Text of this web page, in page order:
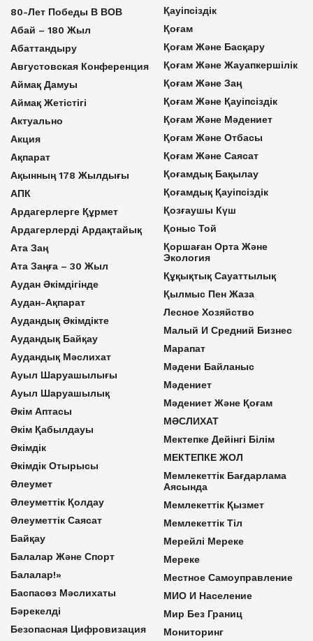
80-Лет Победы В ВОВ
Абай – 180 Жыл
Абаттандыру
Августовская Конференция
Аймақ Дамуы
Аймақ Жетістігі
Актуально
Акция
Ақпарат
Ақынның 178 Жылдығы
АПК
Ардагерлерге Құрмет
Ардагерлерді Ардақтайық
Ата Заң
Ата Заңға – 30 Жыл
Аудан Әкімдігінде
Аудан-Ақпарат
Аудандық Әкімдікте
Аудандық Байқау
Аудандық Мәслихат
Ауыл Шаруашылығы
Ауыл Шаруашылық
Әкім Аптасы
Әкім Қабылдауы
Әкімдік
Әкімдік Отырысы
Әлеумет
Әлеуметтік Қолдау
Әлеуметтік Саясат
Байқау
Балалар Және Спорт
Балалар!»
Баспасөз Мәслихаты
Бәрекелді
Безопасная Цифровизация
Қауіпсіздік
Қоғам
Қоғам Және Басқару
Қоғам Және Жауапкершілік
Қоғам Және Заң
Қоғам Және Қауіпсіздік
Қоғам Және Мәдениет
Қоғам Және Отбасы
Қоғам Және Саясат
Қоғамдық Бақылау
Қоғамдық Қауіпсіздік
Қозғаушы Күш
Қоныс Той
Қоршаған Орта Және
Экология
Құқықтық Сауаттылық
Қылмыс Пен Жаза
Лесное Хозяйство
Малый И Средний Бизнес
Марапат
Мәдени Байланыс
Мәдениет
Мәдениет Және Қоғам
МӘСЛИХАТ
Мектепке Дейінгі Білім
МЕКТЕПКЕ ЖОЛ
Мемлекеттік Бағдарлама
Аясында
Мемлекеттік Қызмет
Мемлекеттік Тіл
Мерейлі Мереке
Мереке
Местное Самоуправление
МИО И Население
Мир Без Границ
Мониторинг